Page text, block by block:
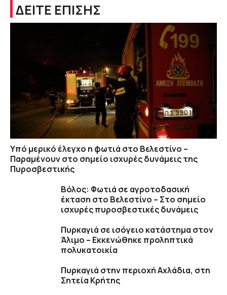
ΔΕΙΤΕ ΕΠΙΣΗΣ
Υπό μερικό έλεγχο η φωτιά στο Βελεστίνο –
Παραμένουν στο σημείο ισχυρές δυνάμεις της
Πυροσβεστικής
Βόλος: Φωτιά σε αγροτοδασική
έκταση στο Βελεστίνο – Στο σημείο
ισχυρές πυροσβεστικές δυνάμεις
Πυρκαγιά σε ισόγειο κατάστημα στον
Άλιμο – Εκκενώθηκε προληπτικά
πολυκατοικία
Πυρκαγιά στην περιοχή Αχλάδια, στη
Σητεία Κρήτης